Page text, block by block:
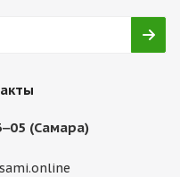
(Самара)